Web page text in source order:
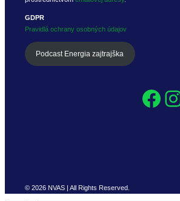
GDPR
Pravidlá ochrany osobných údajov
Podcast Energia zajtrajška
© 2026 NVAS | All Rights Reserved.